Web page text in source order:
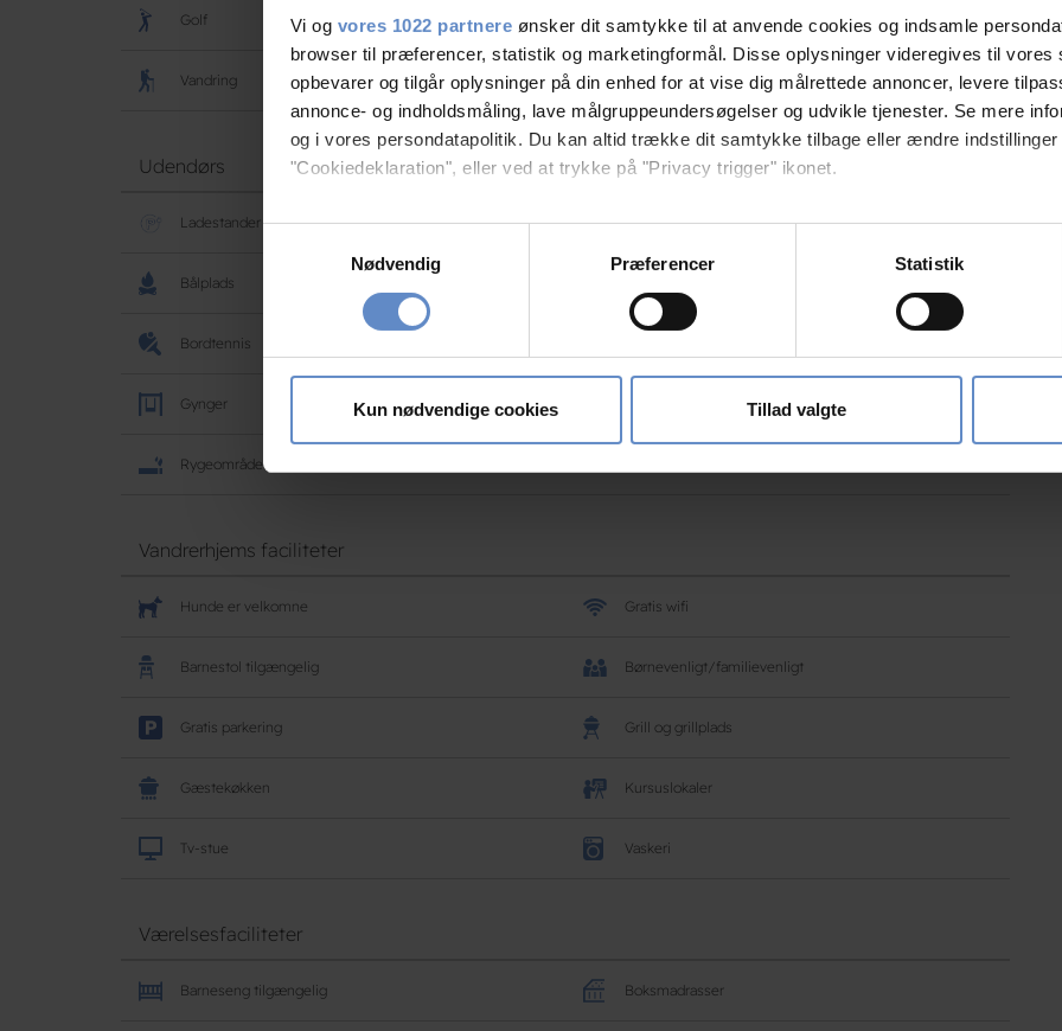
Vi og vores 1022 partnere ønsker dit samtykke til at anvende cookies og indsamle
browser til præferencer, statistik og marketingformål. Disse oplysninger videregives til vores
opbevarer og tilgår oplysninger på din enhed for at vise dig målrettede annoncer, levere
annonce- og indholdsmåling, lave målgruppeundersøgelser og udvikle tjenester. Se mere
og i vores persondatapolitik. Du kan altid trække dit samtykke tilbage eller ændre indstillinger
"Cookiedeklaration", eller ved at trykke på "Privacy trigger" ikonet.
Hvis du tillader det, vil vi også gerne:
Indsamle præcise oplysninger om din placering, der kan være nøjagtig inden for få
Dine valg anvendes på hele websitet.
Vi bruger cookies til at tilpasse vores indhold og annoncer, til at vise dig funktioner til sociale
vores trafik. Vi deler også oplysninger om din brug af vores hjemmeside med vores partnere
Nødvendig
Præferencer Statistik
Kun nødvendige cookies Tillad valgte
Golf Klatring
Vandring
Udendørs
Ladestander | Andet Ladestander | EON
Bålplads
Bordtennis
Gynger
Rygeområde
Vandrerhjems faciliteter
Hunde er velkomne Gratis wifi
Barnestol tilgængelig Børnevenligt/familievenligt
Gratis parkering Grill og grillplads
Gæstekøkken Kursuslokaler
Tv-stue Vaskeri
Værelsesfaciliteter
Barneseng tilgængelig Boksmadrasser